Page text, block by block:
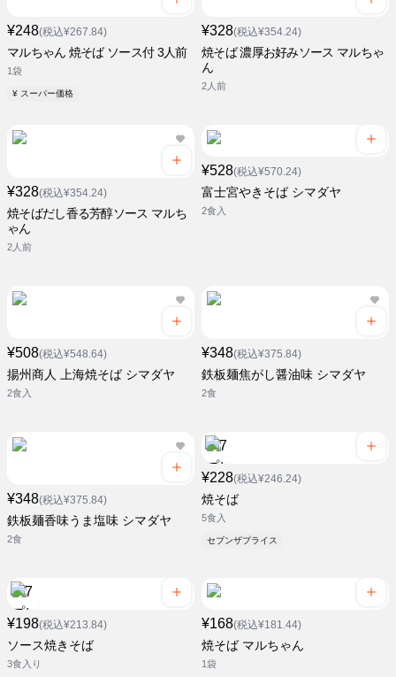
¥248(税込¥267.84)
マルちゃん 焼そば ソース付 3人前
1袋
¥ スーパー価格
¥328(税込¥354.24)
焼そば 濃厚お好みソース マルちゃ
ん
2人前
¥328(税込¥354.24)
焼そばだし香る芳醇ソース マルち
ゃん
2人前
¥528(税込¥570.24)
富士宮やきそば シマダヤ
2食入
¥508(税込¥548.64)
揚州商人 上海焼そば シマダヤ
2食入
¥348(税込¥375.84)
鉄板麺焦がし醤油味 シマダヤ
2食
¥348(税込¥375.84)
鉄板麺香味うま塩味 シマダヤ
2食
¥228(税込¥246.24)
焼そば
5食入
セブンザプライス
¥198(税込¥213.84)
ソース焼きそば
3食入り
¥168(税込¥181.44)
焼そば マルちゃん
1袋